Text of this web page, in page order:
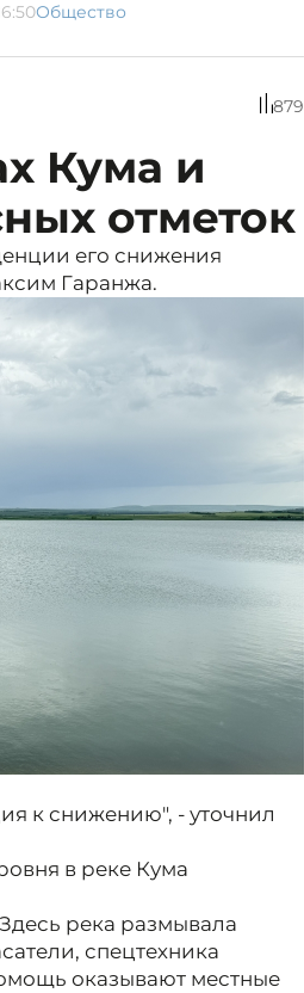
Общество
879
Кума и
отметок
его снижения
Гаранжа.
к снижению", - уточнил
в реке Кума
река размывала
спецтехника
оказывают местные